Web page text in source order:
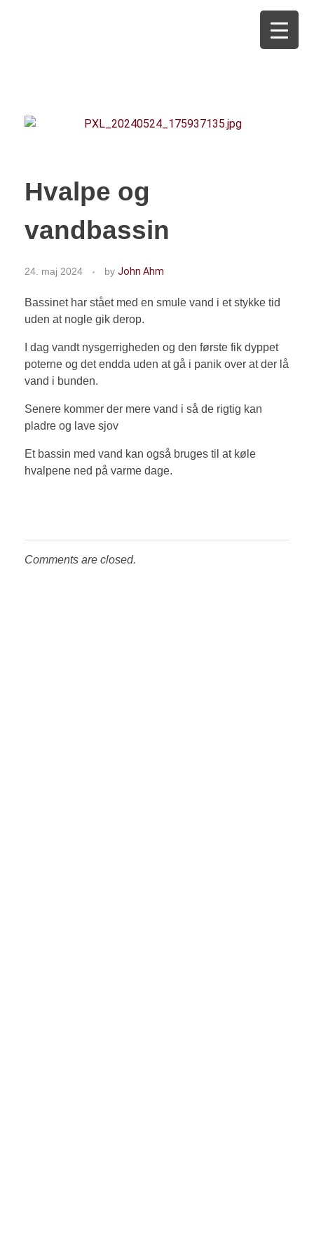
Hvalpe og
vandbassin
24. maj 2024 by John Ahm
Bassinet har stået med en smule vand i et stykke tid
uden at nogle gik derop.
I dag vandt nysgerrigheden og den første fik dyppet
poterne og det endda uden at gå i panik over at der lå
vand i bunden.
Senere kommer der mere vand i så de rigtig kan
pladre og lave sjov
Et bassin med vand kan også bruges til at køle
hvalpene ned på varme dage.
Comments are closed.